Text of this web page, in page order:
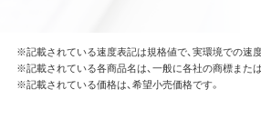
※記載されている速度表記は規格値で、実環境での速
※記載されている各商品名は、一般に各社の商標また
※記載されている価格は、希望小売価格です。